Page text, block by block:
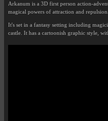
Arkanum is a 3D first person action-
magical powers of attraction and repulsion.
It's set in a fantasy setting including
castle. It has a cartoonish graphic style,